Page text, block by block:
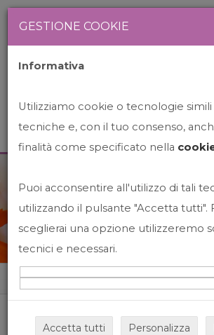
News&Events
Home News&events
GESTIONE COOKIE
Informativa
Utilizziamo cookie o tecnologie
tecniche e, con il tuo consenso,
finalità come specificato nella
Puoi acconsentire all'utilizzo di tali
utilizzando il pulsante "Accetta tutti".
sceglierai una opzione utilizzeremo
tecnici e necessari.
Accetta tutti Personalizza